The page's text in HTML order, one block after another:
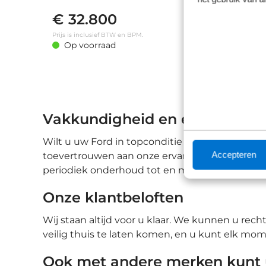
Accepteren
premium • Audio installatie premium •
Draadloze telefoonlader • Navigatiesysteem full
map • Armsteun voor • Stuurwiel verwarmd •
Achteruitrijcamera • Airco (automatisch) •
Keyless start • LED dagrijverlichting • Matrix
LED koplampen • Parkeer assistent •
Parkeersensor achter • Parkeersensor voor
€ 32.800
Prijs is inclusief BTW en BPM.
Op voorraad
Vakkundigheid en expertise
Wilt u uw Ford in topconditie houden en het
toevertrouwen aan onze ervaren technici. Ze
periodiek onderhoud tot en met reparaties:
Onze klantbeloften
Wij staan altijd voor u klaar. We kunnen u
veilig thuis te laten komen, en u kunt elk
Ook met andere merken